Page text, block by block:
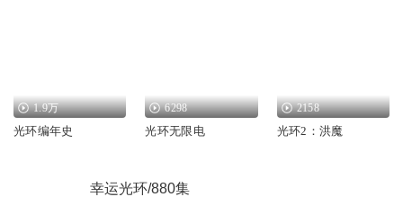
1.9万
光环编年史
6298
光环无限电
2158
光环2：洪魔
幸运光环/880集